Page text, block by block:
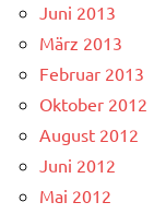
Juni 2013
März 2013
Februar 2013
Oktober 2012
August 2012
Juni 2012
Mai 2012